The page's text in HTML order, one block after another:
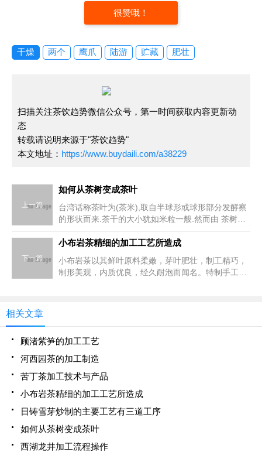
很赞哦！
干燥 两个 鹰爪 陆游 贮藏 肥壮
扫描关注茶饮趋势微信公众号，第一时间获取内容更新动
态
转载请说明来源于"茶饮趋势"
本文地址： https://www.buydaili.com/a38229
上一篇
如何从茶树变成茶叶
台湾话称茶叶为(茶米),取自半球形或球形部分发酵察
的形状而来.茶干的大小犹如米粒一般.然而由 茶树上
的过程,加上经验老练的制茶师细心处理,并在24小时
下一篇
小布岩茶精细的加工工艺所造成
小布岩茶以其鲜叶原料柔嫩，芽叶肥壮，制工精巧，
制形美观，内质优良，经久耐泡而闻名。特制手工小
相关文章
顾渚紫笋的加工工艺
河西园茶的加工制造
苦丁茶加工技术与产品
小布岩茶精细的加工工艺所造成
日铸雪芽炒制的主要工艺有三道工序
如何从茶树变成茶叶
西湖龙井加工流程操作